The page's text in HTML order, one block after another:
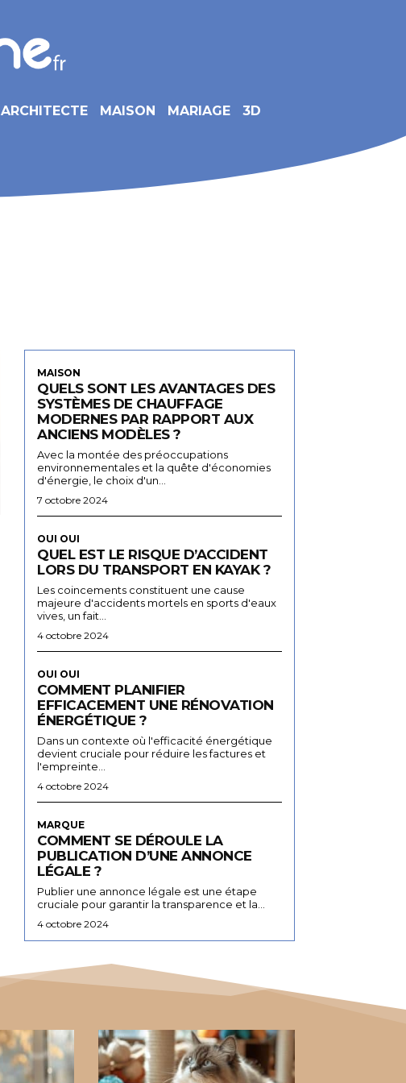
ARCHITECTE MAISON MARIAGE 3D
MAISON
QUELS SONT LES AVANTAGES DES
SYSTÈMES DE CHAUFFAGE
MODERNES PAR RAPPORT AUX
ANCIENS MODÈLES ?
Avec la montée des préoccupations
environnementales et la quête d'économies
d'énergie, le choix d'un...
7 octobre 2024
OUI OUI
QUEL EST LE RISQUE D’ACCIDENT
LORS DU TRANSPORT EN KAYAK ?
Les coincements constituent une cause
majeure d'accidents mortels en sports d'eaux
vives, un fait...
4 octobre 2024
OUI OUI
COMMENT PLANIFIER
EFFICACEMENT UNE RÉNOVATION
ÉNERGÉTIQUE ?
Dans un contexte où l'efficacité énergétique
devient cruciale pour réduire les factures et
l'empreinte...
4 octobre 2024
MARQUE
COMMENT SE DÉROULE LA
PUBLICATION D’UNE ANNONCE
LÉGALE ?
Publier une annonce légale est une étape
cruciale pour garantir la transparence et la...
4 octobre 2024